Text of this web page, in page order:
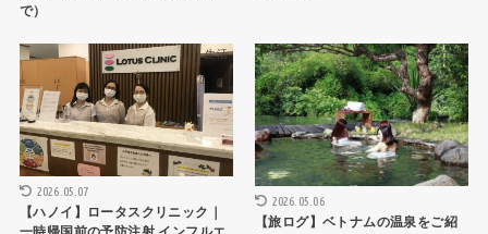
で）
生活
2026.05.07
【ハノイ】ロータスクリニック｜
旅・おでかけ
2026.05.06
【旅ログ】ベトナムの温泉をご紹